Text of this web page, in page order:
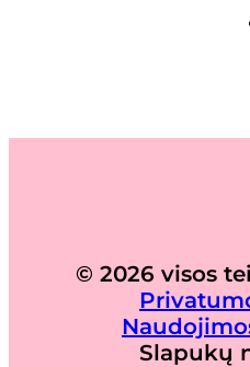
© 2026 visos
Slapukų